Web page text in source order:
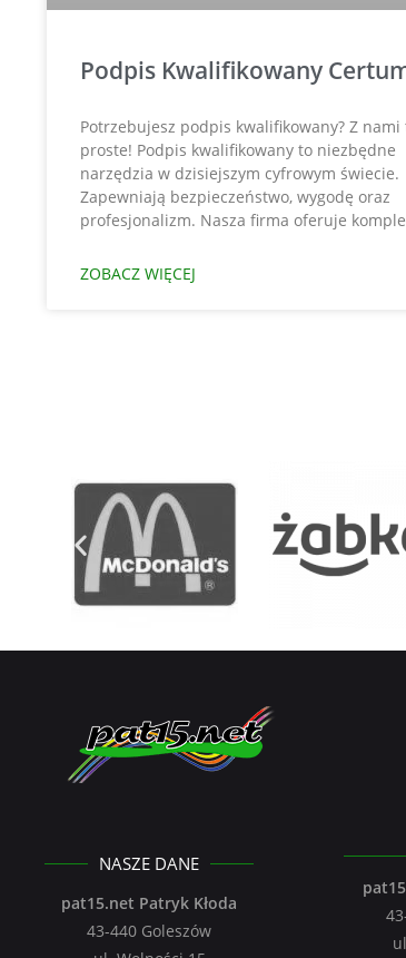
Podpis Kwalifikowany
Potrzebujesz podpis kwalifikowany? Z nami
proste! Podpis kwalifikowany to niezbędne
narzędzia w dzisiejszym cyfrowym świecie.
Zapewniają bezpieczeństwo, wygodę oraz
profesjonalizm. Nasza firma oferuje
ZOBACZ WIĘCEJ
NASZE DANE
pat15.net Patryk Kłoda
43-440 Goleszów